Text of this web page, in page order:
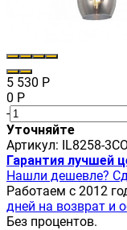
5 530 Р
0 Р
-
Уточняйте
Артикул: IL8258-
Гарантия лучшей
Нашли дешевле?
Работаем с 2012
дней на возврат и
Без процентов.